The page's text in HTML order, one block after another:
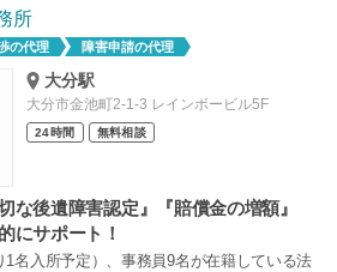
所
の代理 障害申請の代理
大分駅
大分市金池町2-1-3 レインボービル5F
24時間 無料相談
な後遺障害認定』『賠償金の増額』
にサポート！
1名入所予定）、事務員9名が在籍している法